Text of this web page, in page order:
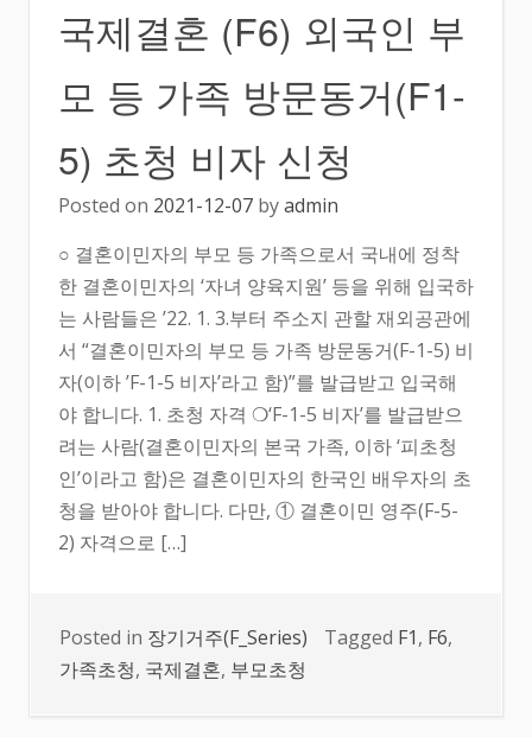
국제결혼 (F6) 외국인 부
모 등 가족 방문동거(F1-
5) 초청 비자 신청
Posted on 2021-12-07 byadmin
○ 결혼이민자의 부모 등 가족으로서 국내에 정착
한 결혼이민자의 ‘자녀 양육지원’ 등을 위해 입국하
는 사람들은 ’22. 1. 3.부터 주소지 관할 재외공관에
서 “결혼이민자의 부모 등 가족 방문동거(F-1-5) 비
자(이하 ’F-1-5 비자’라고 함)”를 발급받고 입국해
야 합니다. 1. 초청 자격 ❍‘F-1-5 비자’를 발급받으
려는 사람(결혼이민자의 본국 가족, 이하 ‘피초청
인’이라고 함)은 결혼이민자의 한국인 배우자의 초
청을 받아야 합니다. 다만, ① 결혼이민 영주(F-5-
2) 자격으로 […]
Posted in 장기거주(F_Series) Tagged F1, F6,
가족초청, 국제결혼, 부모초청